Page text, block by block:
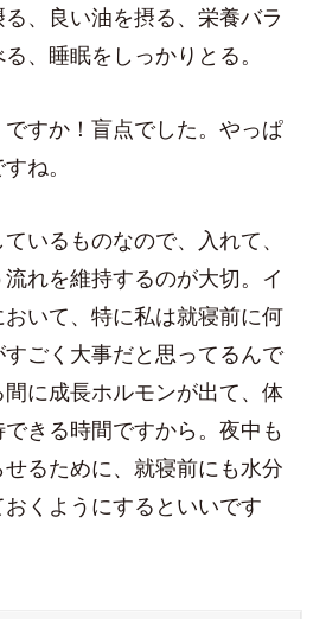
、良い油を摂る、栄養バラ
、睡眠をしっかりとる。
すか！盲点でした。やっぱ
ね。
いるものなので、入れて、
れを維持するのが大切。イ
いて、特に私は就寝前に何
ごく大事だと思ってるんで
に成長ホルモンが出て、体
きる時間ですから。夜中も
るために、就寝前にも水分
くようにするといいです